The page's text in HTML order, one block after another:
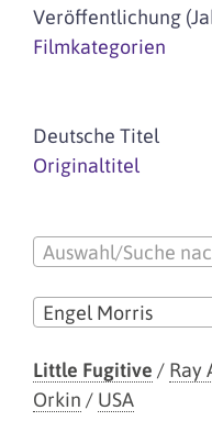
Veröffentlichung
Filmkategorien
Deutsche Titel
Originaltitel
Auswahl/Suche
Engel Morris
Little Fugitive / Ray
Orkin / USA